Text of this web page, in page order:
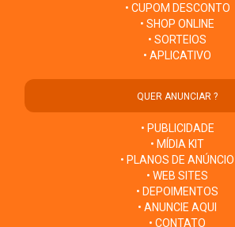
• CUPOM DESCONTO
• SHOP ONLINE
• SORTEIOS
• APLICATIVO
QUER ANUNCIAR ?
• PUBLICIDADE
• MÍDIA KIT
• PLANOS DE ANÚNCIO
• WEB SITES
• DEPOIMENTOS
• ANUNCIE AQUI
• CONTATO